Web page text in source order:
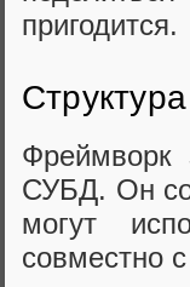
пригодится.
Фреймворк
СУБД. Он
могут
совместно